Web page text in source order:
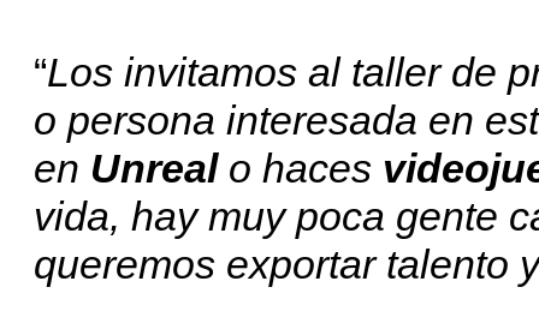
“Los invitamos al taller de
o persona interesada en
en Unrealo haces
vida, hay muy poca gente
queremos exportar talento